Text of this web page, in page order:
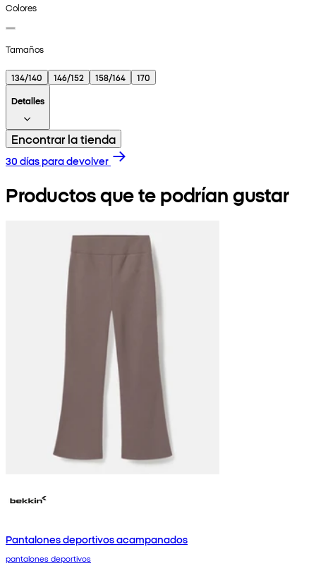
Colores
Tamaños
134/140 146/152 158/164
170
Detalles
Encontrar la tienda
30 días para devolver
Productos que te podrían gustar
Pantalones deportivos acampanados
pantalones deportivos